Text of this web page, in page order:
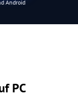
Android
PC